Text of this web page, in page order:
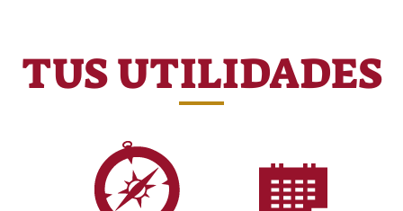
TUS UTILIDADES